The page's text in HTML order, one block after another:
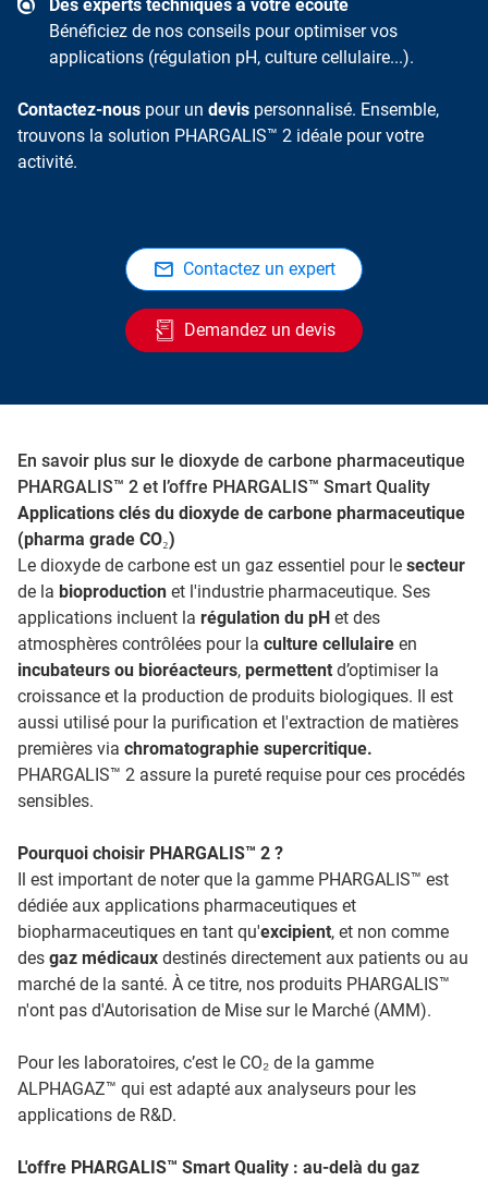
Des experts techniques à votre écoute
Bénéficiez de nos conseils pour optimiser vos
applications (régulation pH, culture cellulaire...).
Contactez-nous pour un devis personnalisé. Ensemble,
trouvons la solution PHARGALIS™ 2 idéale pour votre
activité.
Contactez un expert
Demandez un devis
En savoir plus sur le dioxyde de carbone pharmaceutique
PHARGALIS™ 2 et l’offre PHARGALIS™ Smart Quality
Applications clés du dioxyde de carbone pharmaceutique
(pharma grade CO₂)
Le dioxyde de carbone est un gaz essentiel pour le secteur
de la bioproduction et l'industrie pharmaceutique. Ses
applications incluent la régulation du pH et des
atmosphères contrôlées pour la culture cellulaire en
incubateurs ou bioréacteurs, permettent d’optimiser la
croissance et la production de produits biologiques. Il est
aussi utilisé pour la purification et l'extraction de matières
premières via chromatographie supercritique.
PHARGALIS™ 2 assure la pureté requise pour ces procédés
sensibles.
Pourquoi choisir PHARGALIS™ 2 ?
Il est important de noter que la gamme PHARGALIS™ est
dédiée aux applications pharmaceutiques et
biopharmaceutiques en tant qu'excipient, et non comme
des gaz médicaux destinés directement aux patients ou au
marché de la santé. À ce titre, nos produits PHARGALIS™
n'ont pas d'Autorisation de Mise sur le Marché (AMM).
Pour les laboratoires, c’est le CO₂ de la gamme
ALPHAGAZ™ qui est adapté aux analyseurs pour les
applications de R&D.
L'offre PHARGALIS™ Smart Quality : au-delà du gaz